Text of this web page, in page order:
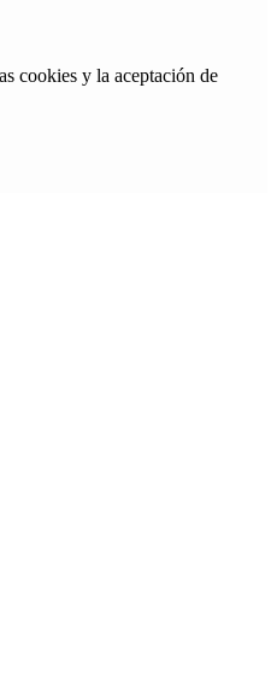
cookies y la aceptación de